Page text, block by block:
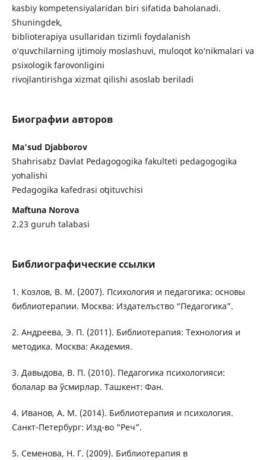
kasbiy kompetensiyalaridan biri sifatida baholanadi.
Shuningdek,
biblioterapiya usullaridan tizimli foydalanish
o‘quvchilarning ijtimoiy moslashuvi, muloqot ko‘nikmalari va
psixologik farovonligini
rivojlantirishga xizmat qilishi asoslab beriladi
Биографии авторов
Ma’sud Djabborov
Shahrisabz Davlat Pedagogogika fakulteti pedagogogika
yoʻnalishi
Pedagogika kafedrasi oʻqituvchisi
Maftuna Norova
2.23 guruh talabasi
Библиографические ссылки
1. Козлов, В. М. (2007). Психология и педагогика: основы
библиотерапии. Москва: Издателъство “Педагогика”.
2. Андреева, Э. П. (2011). Библиотерапия: Технология и
методика. Москва: Академия.
3. Давыдова, В. П. (2010). Педагогика психологияси:
болалар ва ўсмирлар. Ташкент: Фан.
4. Иванов, А. М. (2014). Библиотерапия и психология.
Санкт-Петербург: Изд-во “Реч”.
5. Семенова, Н. Г. (2009). Библиотерапия в